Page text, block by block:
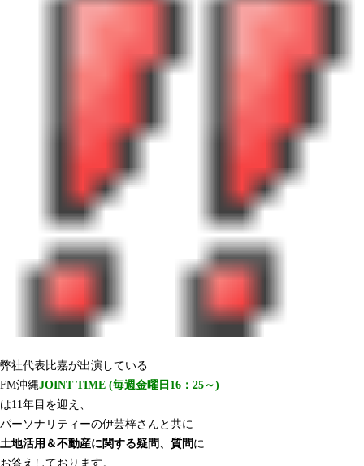
弊社代表比嘉が出演している
FM沖縄JOINT TIME (毎週金曜日16：25～)
は11年目を迎え、
パーソナリティーの伊芸梓さんと共に
土地活用＆不動産に関する疑問、質問 に
お答えしております。